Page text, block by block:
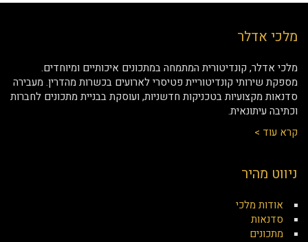
מלכי אדלר
מלכי אדלר, קונדיטורית המתמחה במתכונים איכותיים ומיוחדים.
מספקת שירותי קונדיטוריית פטיסרי לארועים בכשרות מהדרין. מעבירה
סדנאות מקצועיות בטכניקות חדשניות, ועוסקת בבניית מתכונים לחברות
וכתיבה עיתונאית.
קרא עוד >
ניווט מהיר
אודות מלכי
סדנאות
מתכונים